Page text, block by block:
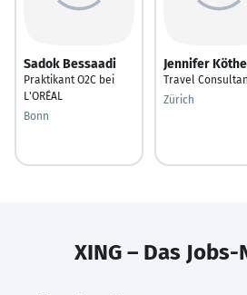
Sadok Bessaadi
Praktikant O2C bei
L'ORÉAL
Bonn
Jennifer
Travel
Zürich
XING – Das